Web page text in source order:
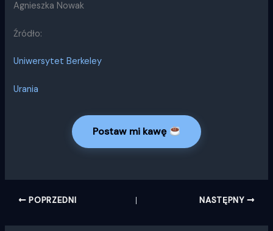
Agnieszka Nowak
Źródło:
Uniwersytet Berkeley
Urania
Postaw mi kawę
POPRZEDNI NASTĘPNY